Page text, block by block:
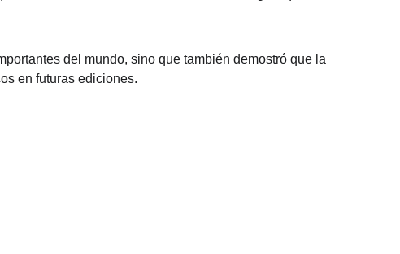
del mundo, sino que también demostró que la
en futuras ediciones.